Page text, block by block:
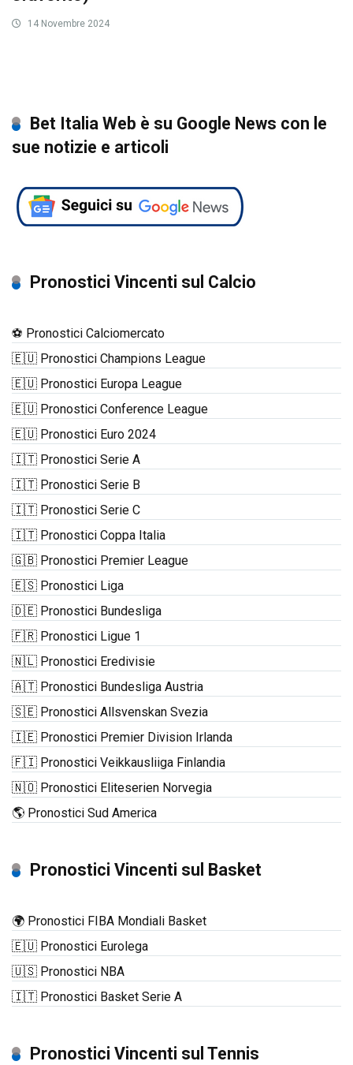
14 Novembre 2024
Bet Italia Web è su Google News con le
sue notizie e articoli
Pronostici Vincenti sul Calcio
⚽ Pronostici Calciomercato
🇪🇺 Pronostici Champions League
🇪🇺 Pronostici Europa League
🇪🇺 Pronostici Conference League
🇪🇺 Pronostici Euro 2024
🇮🇹 Pronostici Serie A
🇮🇹 Pronostici Serie B
🇮🇹 Pronostici Serie C
🇮🇹 Pronostici Coppa Italia
🇬🇧 Pronostici Premier League
🇪🇸 Pronostici Liga
🇩🇪 Pronostici Bundesliga
🇫🇷 Pronostici Ligue 1
🇳🇱 Pronostici Eredivisie
🇦🇹 Pronostici Bundesliga Austria
🇸🇪 Pronostici Allsvenskan Svezia
🇮🇪 Pronostici Premier Division Irlanda
🇫🇮 Pronostici Veikkausliiga Finlandia
🇳🇴 Pronostici Eliteserien Norvegia
🌎 Pronostici Sud America
Pronostici Vincenti sul Basket
🌍 Pronostici FIBA Mondiali Basket
🇪🇺 Pronostici Eurolega
🇺🇸 Pronostici NBA
🇮🇹 Pronostici Basket Serie A
Pronostici Vincenti sul Tennis